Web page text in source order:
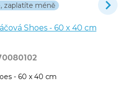
zaplatíte méně
Shoes - 60 x 40 cm
- 60 x 40 cm